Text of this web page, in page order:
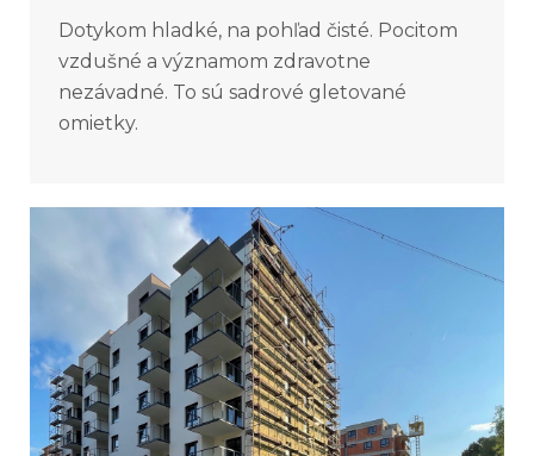
Dotykom hladké, na pohľad čisté. Pocitom
vzdušné a významom zdravotne
nezávadné. To sú sadrové gletované
omietky.